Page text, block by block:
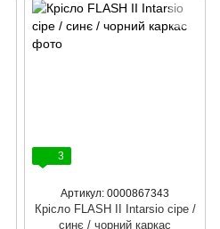
3
Артикул: 0000867343
Крісло FLASH II Intarsio сіре /
синє / чорний каркас